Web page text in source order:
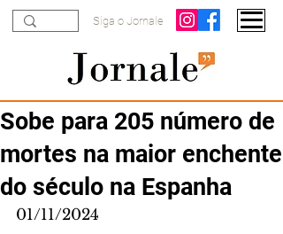
Siga o Jornale
Sobe para 205 número de
mortes na maior enchente
do século na Espanha
01/11/2024